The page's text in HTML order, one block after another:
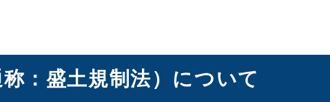
：盛土規制法）について